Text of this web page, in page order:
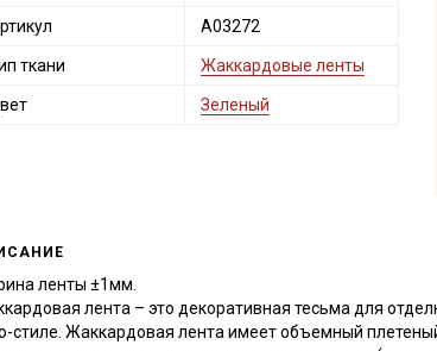
А03272
ткани Жаккардовые ленты
Зеленый
ленты ±1мм.
лента – это декоративная тесьма для
стиле. Жаккардовая лента имеет объемный